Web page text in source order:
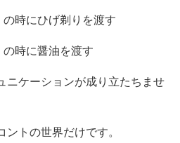
の時にひげ剃りを渡す
の時に醤油を渡す
ニケーションが成り立たちませ
トの世界だけです。